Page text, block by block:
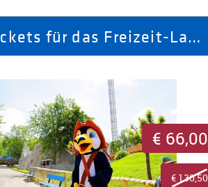
3 Tickets für das Freizeit-Land Geiselwind
€ 66,00
€ 130,50